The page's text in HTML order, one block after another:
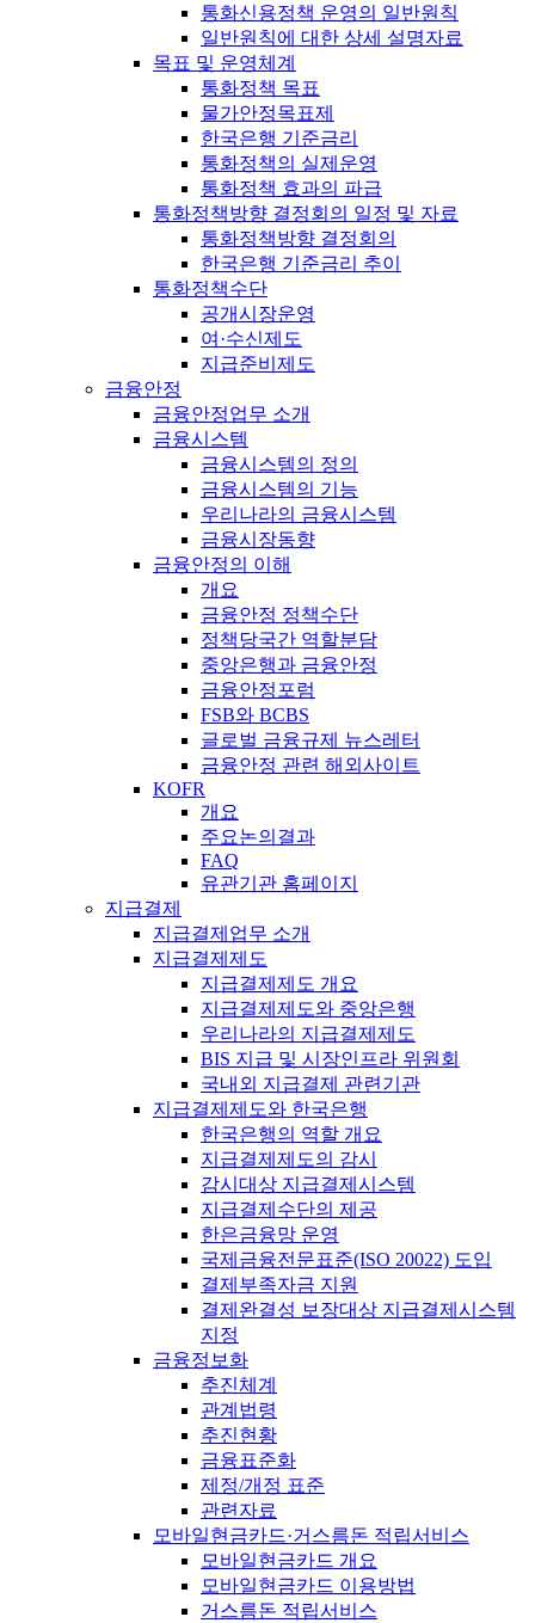
통화신용정책 운영의 일반원칙
일반원칙에 대한 상세 설명자료
목표 및 운영체계
통화정책 목표
물가안정목표제
한국은행 기준금리
통화정책의 실제운영
통화정책 효과의 파급
통화정책방향 결정회의 일정 및 자료
통화정책방향 결정회의
한국은행 기준금리 추이
통화정책수단
공개시장운영
여·수신제도
지급준비제도
금융안정
금융안정업무 소개
금융시스템
금융시스템의 정의
금융시스템의 기능
우리나라의 금융시스템
금융시장동향
금융안정의 이해
개요
금융안정 정책수단
정책당국간 역할분담
중앙은행과 금융안정
금융안정포럼
FSB와 BCBS
글로벌 금융규제 뉴스레터
금융안정 관련 해외사이트
KOFR
개요
주요논의결과
FAQ
유관기관 홈페이지
지급결제
지급결제업무 소개
지급결제제도
지급결제제도 개요
지급결제제도와 중앙은행
우리나라의 지급결제제도
BIS 지급 및 시장인프라 위원회
국내외 지급결제 관련기관
지급결제제도와 한국은행
한국은행의 역할 개요
지급결제제도의 감시
감시대상 지급결제시스템
지급결제수단의 제공
한은금융망 운영
국제금융전문표준(ISO 20022) 도입
결제부족자금 지원
결제완결성 보장대상 지급결제시스템
지정
금융정보화
추진체계
관계법령
추진현황
금융표준화
제정/개정 표준
관련자료
모바일현금카드·거스름돈 적립서비스
모바일현금카드 개요
모바일현금카드 이용방법
거스름돈 적립서비스